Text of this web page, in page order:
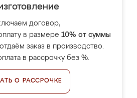
договор,
в размере 10% от суммы
заказ в производство.
в рассрочку без %.
О РАССРОЧКЕ